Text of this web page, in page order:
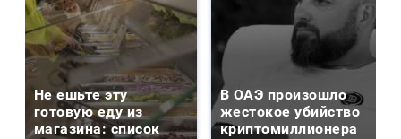
Не ешьте эту
готовую еду из
магазина: список
В ОАЭ произошло
жестокое убийство
криптомиллионера